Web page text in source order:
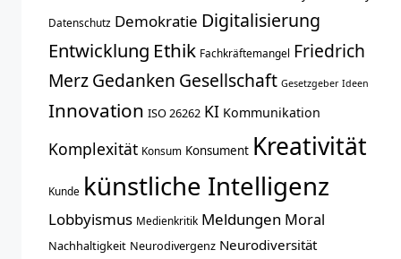
Datenschutz Demokratie Digitalisierung
Entwicklung Ethik Fachkräftemangel Friedrich
MerzGedanken Gesellschaft Gesetzgeber Ideen
Innovation ISO 26262 KI Kommunikation
Komplexität Konsum Konsument Kreativität
Kunde künstliche Intelligenz
Lobbyismus Medienkritik Meldungen Moral
Nachhaltigkeit Neurodivergenz Neurodiversität